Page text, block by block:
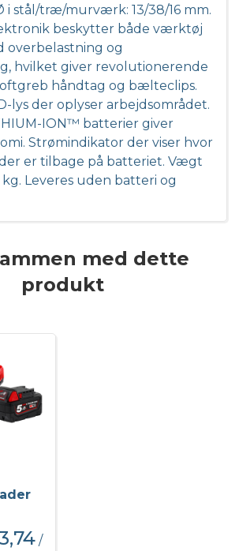
i stål/træ/murværk: 13/38/16 mm.
beskytter både værktøj
overbelastning og
hvilket giver revolutionerende
håndtag og bælteclips.
lys der oplyser arbejdsområdet.
ION™ batterier giver
Strømindikator der viser hvor
er tilbage på batteriet. Vægt
kg. Leveres uden batteri og
med dette
produkt
/